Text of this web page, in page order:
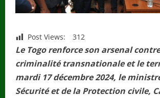
Post Views: 312
Le Togo renforce son arsenal
criminalité transnationale et le
mardi 17 décembre 2024, le
Sécurité et de la Protection civile,